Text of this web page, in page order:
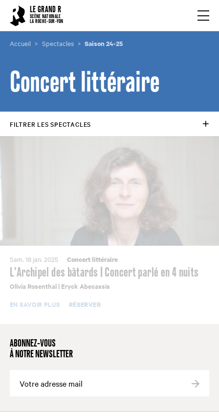
LE GRAND R
SCÈNE NATIONALE
LA ROCHE-SUR-YON
Accueil Spectacles Saison 24-25
Concert littéraire
FILTRER LES SPECTACLES
Sam. 18 jan. 2025 Concert littéraire
L’Archipel des bâtards | Concert parlé en 4 nuits
Olivia Rosenthal | Eryck Abecassis
EN SAVOIR PLUS
RÉSERVER
ABONNEZ-VOUS
À NOTRE NEWSLETTER
Cookies management panel